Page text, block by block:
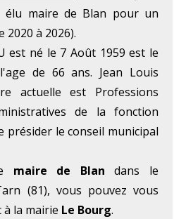
élu maire de Blan pour un
2020 à 2026).
est né le 7 Août 1959 est le
de 66 ans. Jean Louis
actuelle est Professions
de la fonction
présider le conseil municipal
maire de Blan dans le
(81), vous pouvez vous
la mairie Le Bourg.